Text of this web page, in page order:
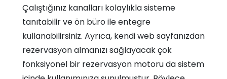
Çalıştığınız kanalları kolaylıkla sisteme
tanıtabilir ve ön büro ile entegre
kullanabilirsiniz. Ayrıca, kendi web sayfanızdan
rezervasyon almanızı sağlayacak çok
fonksiyonel bir rezervasyon motoru da sistem